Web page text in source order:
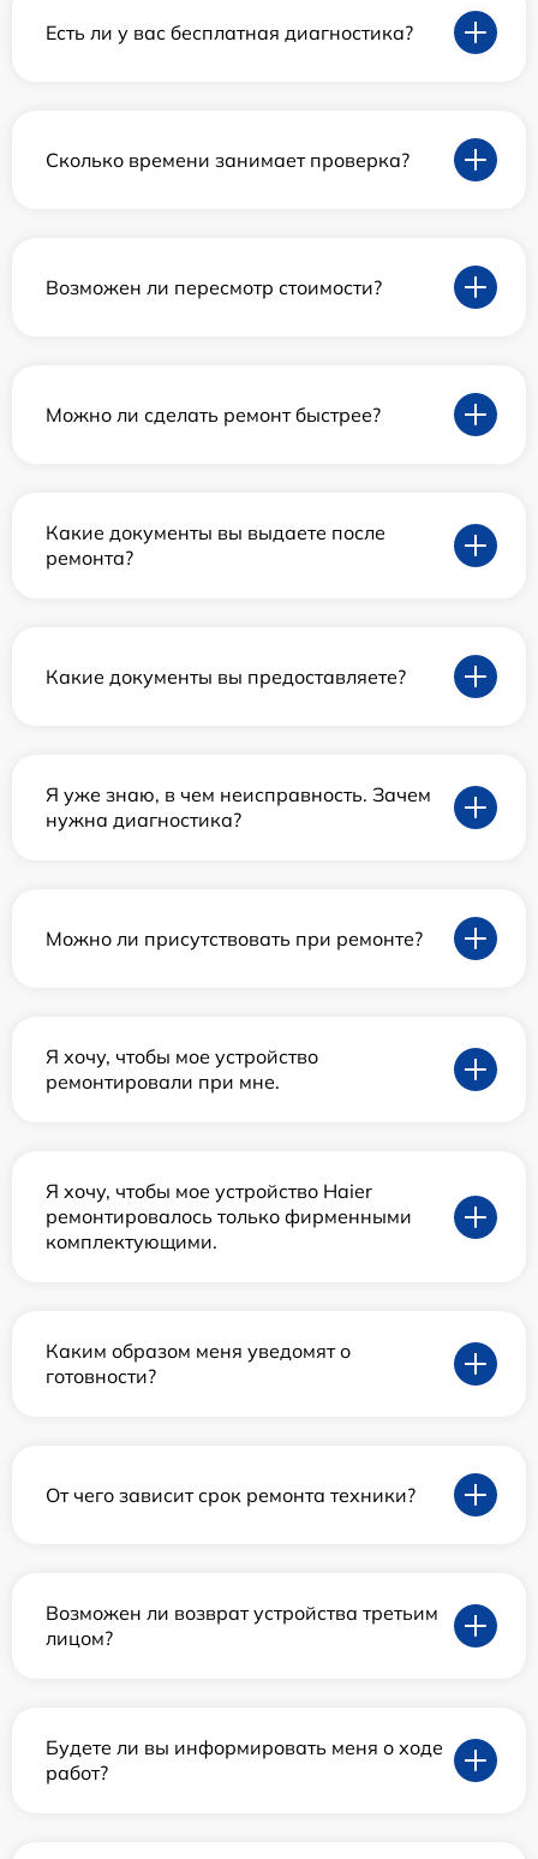
Есть ли у вас бесплатная диагностика?
Сколько времени занимает проверка?
Возможен ли пересмотр стоимости?
Можно ли сделать ремонт быстрее?
Какие документы вы выдаете после
ремонта?
Какие документы вы предоставляете?
Я уже знаю, в чем неисправность. Зачем
нужна диагностика?
Можно ли присутствовать при ремонте?
Я хочу, чтобы мое устройство
ремонтировали при мне.
Я хочу, чтобы мое устройство Haier
ремонтировалось только фирменными
комплектующими.
Каким образом меня уведомят о
готовности?
От чего зависит срок ремонта техники?
Возможен ли возврат устройства третьим
лицом?
Будете ли вы информировать меня о ходе
работ?